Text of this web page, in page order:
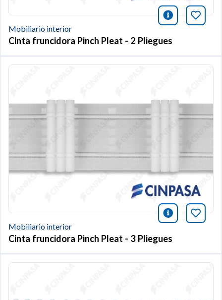
icono
Mobiliario interior
Cinta fruncidora Pinch Pleat - 2 Pliegues
icono
Mobiliario interior
Cinta fruncidora Pinch Pleat - 3 Pliegues